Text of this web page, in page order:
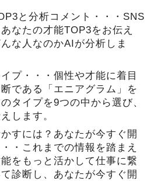
と分析コメント・・・SNS
なたの才能TOP3をお伝え
な人なのかAIが分析しま
プ・・・個性や才能に着目
である「エニアグラム」を
タイプを9つの中から選び、
します。
すには？あなたが今すぐ開
・これまでの情報を踏まえ
をもっと活かして仕事に繋
診断し、あなたが今すぐ開